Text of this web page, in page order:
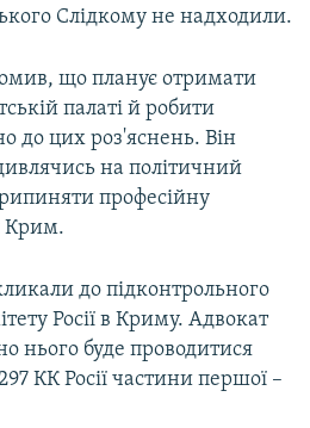
Слідкому не надходили.
що планує отримати
палаті й робити
до цих роз'яснень. Він
на політичний
професійну
Крим.
до підконтрольного
Росії в Криму. Адвокат
нього буде проводитися
КК Росії частини першої –